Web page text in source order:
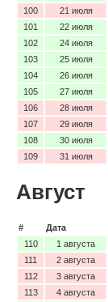
100
21 июля
101
22 июля
102
24 июля
103
25 июля
104
26 июля
105
27 июля
106
28 июля
107
29 июля
108
30 июля
109
31 июля
Август
# Дата
110
1 августа
111
2 августа
112
3 августа
113
4 августа